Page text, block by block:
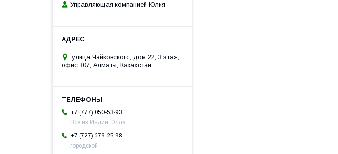
Управляющая компанией Юлия
улица Чайковского, дом 22, 3 этаж,
офис 307, Алматы, Казахстан
+7 (777) 050-53-93
Всё из Индии: Элла
+7 (727) 279-25-98
городской